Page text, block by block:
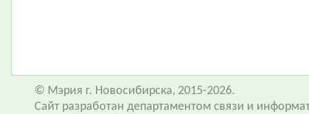
© Мэрия г. Новосибирска, 2015-2026.
Сайт разработан департаментом связи и